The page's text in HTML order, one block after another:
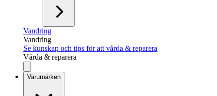
Vandring
Vandring
Se kunskap och tips för att vårda & reparera
Vårda & reparera
Varumärken